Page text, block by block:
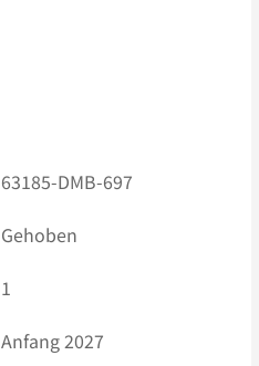
63185-DMB-697
Gehoben
1
Anfang 2027